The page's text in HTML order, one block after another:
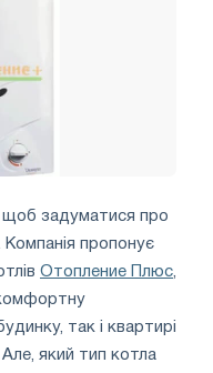
щоб задуматися про
пропонує
Отопление Плюс
так і квартирі
який тип котла